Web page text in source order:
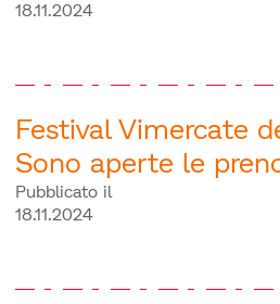
18.11.2024
Festival Vimercate
Sono aperte le
Pubblicato il
18.11.2024